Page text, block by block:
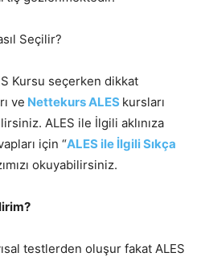
Seçilir?
Kursu seçerken dikkat
ve Nettekurs ALES kursları
ALES ile İlgili aklınıza
için “ALES ile İlgili Sıkça
okuyabilirsiniz.
testlerden oluşur fakat ALES